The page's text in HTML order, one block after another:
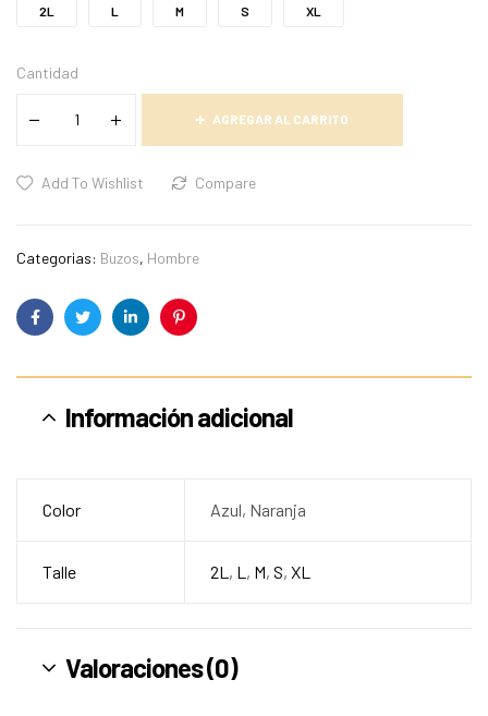
2L L M S XL
Cantidad
AGREGAR AL CARRITO
Add To Wishlist Compare
Categorias: Buzos, Hombre
FacebookTwitterLinkedinPinterest
Información adicional
Color Azul, Naranja
Talle 2L , L , M, S, XL
Valoraciones (0)